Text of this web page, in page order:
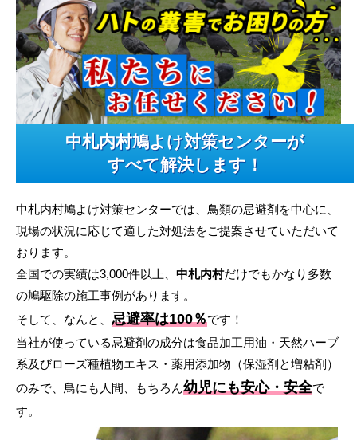
中札内村鳩よけ対策センターが
すべて解決します！
中札内村鳩よけ対策センターでは、鳥類の忌避剤を中心に、
現場の状況に応じて適した対処法をご提案させていただいて
おります。
全国での実績は3,000件以上、 中札内村だけでもかなり多数
の鳩駆除の施工事例があります。
そして、なんと、 忌避率は100％です！
当社が使っている忌避剤の成分は食品加工用油・天然ハーブ
系及びローズ種植物エキス・薬用添加物（保湿剤と増粘剤）
のみで、鳥にも人間、もちろん幼児にも安心・安全で
す。